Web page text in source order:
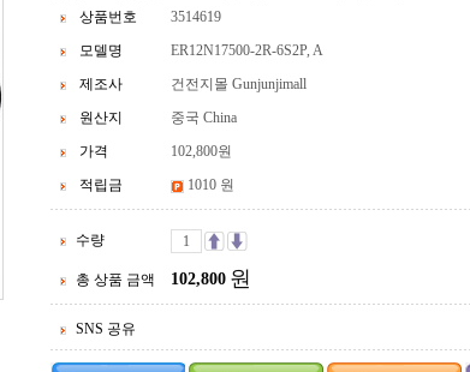
상품번호
3514619
모델명
ER12N17500-2R-6S2P, A
제조사
건전지몰 Gunjunjimall
원산지
중국 China
가격
102,800원
적립금
1010 원
수량
총 상품 금액 102,800 원
SNS 공유